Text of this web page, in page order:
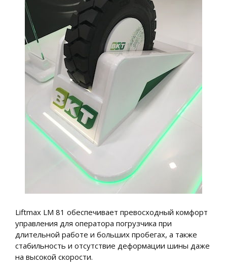
Liftmax LM 81 обеспечивает превосходный комфорт
управления для оператора погрузчика при
длительной работе и больших пробегах, а также
стабильность и отсутствие деформации шины даже
на высокой скорости.